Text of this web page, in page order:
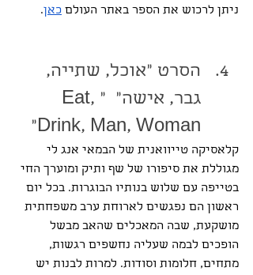
ניתן לרכוש את הספר באתר העולם כאן.
הסרט "אוכל, שתייה,
גבר, אישה"  "Eat,
Drink, Man, Woman"
קלאסיקה טייוואנית של הבמאי אנג לי
מגוללת את סיפורו של שף ותיק ומוערך החי
בטייפה עם שלוש בנותיו הבוגרות. בכל יום
ראשון הם נפגשים לארוחת ערב משפחתית
מושקעת, שבה המאכלים שהאב מבשל
הופכים לבמה שעליה נחשפים רגשות,
מתחים, חלומות וסודות. למרות לבנות יש